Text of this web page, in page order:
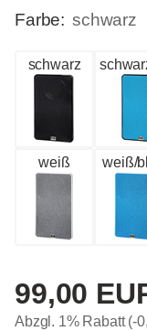
Farbe: schwarz
schwarz
weiß weiß/
99,00
Abzgl. 1% Rabatt (-